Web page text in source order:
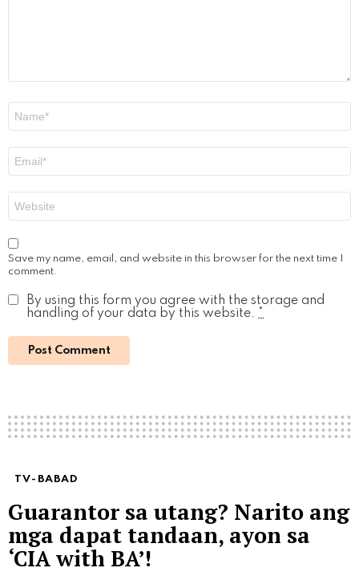
Save my name, email, and website in this browser for the next time I
comment.
By using this form you agree with the storage and
handling of your data by this website. *
TV-BABAD
Guarantor sa utang? Narito ang
mga dapat tandaan, ayon sa
‘CIA with BA’!